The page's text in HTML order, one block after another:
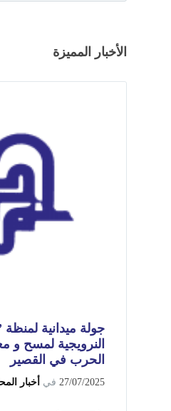
الأخبار المميزة
النرويجية لمسح و
الحرب في القصير
27/07/2025 في أخبار